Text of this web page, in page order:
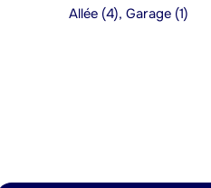
Allée (4), Garage (1)